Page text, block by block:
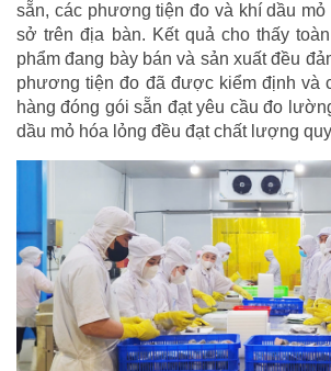
sẵn, các phương tiện đo và khí dầu
sở trên địa bàn. Kết quả cho thấy
phẩm đang bày bán và sản xuất đều
phương tiện đo đã được kiểm định và
hàng đóng gói sẵn đạt yêu cầu đo
dầu mỏ hóa lỏng đều đạt chất lượng